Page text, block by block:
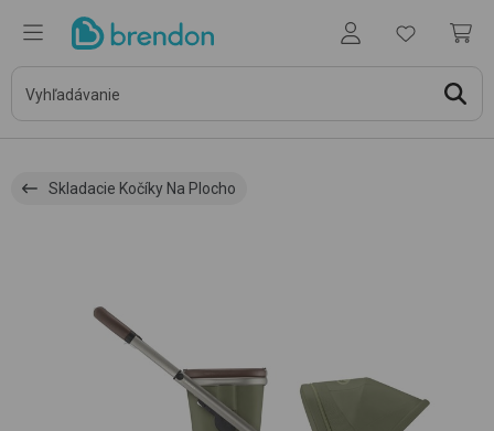
Skladacie Kočíky Na Plocho